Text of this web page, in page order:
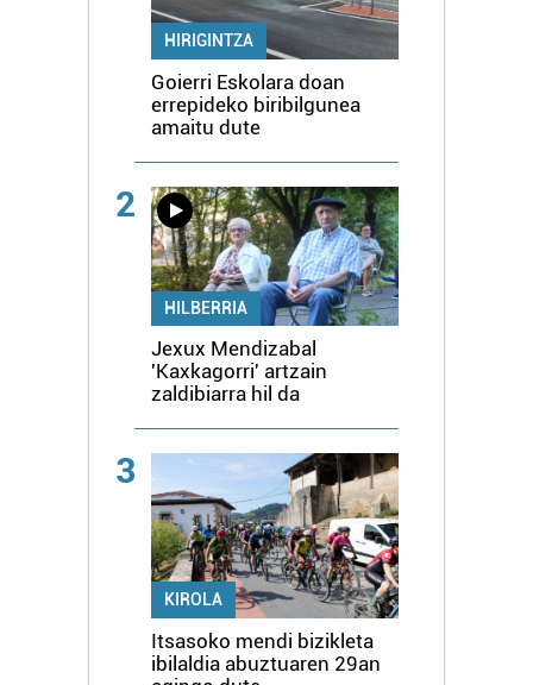
HIRIGINTZA
Goierri Eskolara doan
errepideko biribilgunea
amaitu dute
2
HILBERRIA
Jexux Mendizabal
'Kaxkagorri' artzain
zaldibiarra hil da
3
KIROLA
Itsasoko mendi bizikleta
ibilaldia abuztuaren 29an